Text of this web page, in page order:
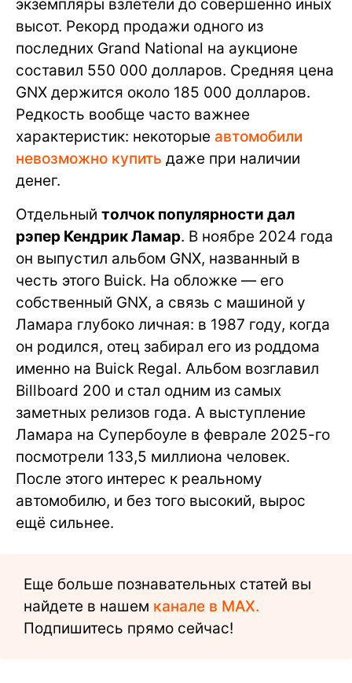
экземпляры взлетели до совершенно иных
высот. Рекорд продажи одного из
последних Grand National на аукционе
составил 550 000 долларов. Средняя цена
GNX держится около 185 000 долларов.
Редкость вообще часто важнее
характеристик: некоторые автомобили
невозможно купить даже при наличии
денег.
Отдельный толчок популярности дал
рэпер Кендрик Ламар. В ноябре 2024 года
он выпустил альбом GNX, названный в
честь этого Buick. На обложке — его
собственный GNX, а связь с машиной у
Ламара глубоко личная: в 1987 году, когда
он родился, отец забирал его из роддома
именно на Buick Regal. Альбом возглавил
Billboard 200 и стал одним из самых
заметных релизов года. А выступление
Ламара на Супербоуле в феврале 2025-го
посмотрели 133,5 миллиона человек.
После этого интерес к реальному
автомобилю, и без того высокий, вырос
ещё сильнее.
Еще больше познавательных статей вы
найдете в нашем канале в MAX.
Подпишитесь прямо сейчас!